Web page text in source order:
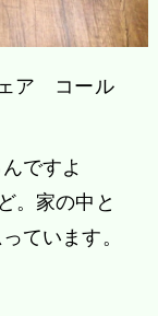
ア コール
ですよ
。家の中と
ています。